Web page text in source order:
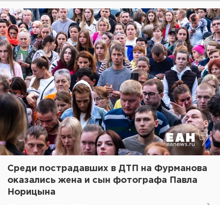
Среди пострадавших в ДТП на Фурманова
оказались жена и сын фотографа Павла
Норицына